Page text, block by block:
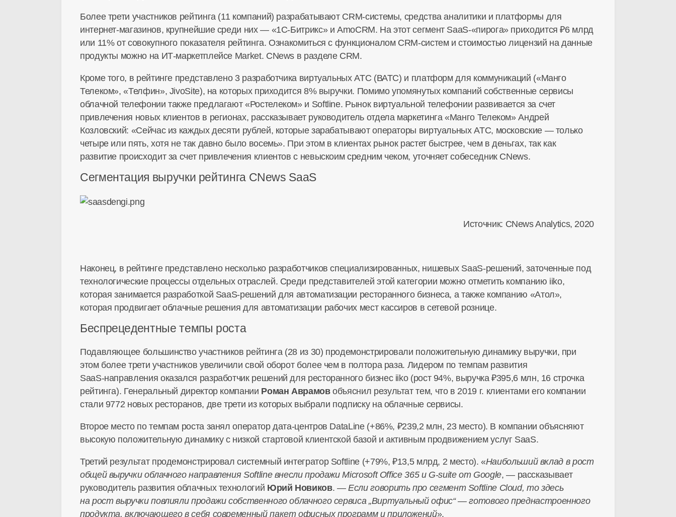
Более трети участников рейтинга (11 компаний) разрабатывают CRM-системы, средства аналитики и платформы для
интернет-магазинов, крупнейшие среди них — «1С-Битрикс»и AmoCRM. На этот сегмент SaaS-«пирога» приходится ₽6 млрд
или 11% от совокупного показателя рейтинга. Ознакомиться с функционалом CRM-системи стоимостью лицензий на данные
продукты можно на ИТ-маркетплейсе Market. CNews в разделе CRM.
Кроме того, в рейтинге представлено 3 разработчика виртуальных АТС (ВАТС) и платформ для коммуникаций («Манго
Телеком», «Телфин», JivoSite), на которых приходится 8% выручки. Помимо упомянутых компаний собственные сервисы
облачной телефонии также предлагают «Ростелеком» и Softline. Рынок виртуальной телефонии развивается за счет
привлечения новых клиентов в регионах, рассказывает руководитель отдела маркетинга «Манго Телеком» Андрей
Козловский: «Сейчас из каждых десяти рублей, которые зарабатывают операторы виртуальных АТС, московские — только
четыре или пять, хотя не так давно было восемь». При этом в клиентах рынок растет быстрее, чем в деньгах, так как
развитие происходит за счет привлечения клиентов с невыскоим средним чеком, уточняет собеседник CNews.
Сегментация выручки рейтинга CNews SaaS
Источник: CNews Analytics, 2020
Наконец, в рейтинге представлено несколько разработчиков специализированных, нишевых SaaS-решений, заточенные под
технологические процессы отдельных отраслей. Среди представителей этой категории можно отметить компанию iiko,
которая занимается разработкой SaaS-решений для автоматизации ресторанного бизнеса, а также компанию «Атол»,
которая продвигает облачные решения для автоматизации рабочих мест кассиров в сетевой рознице.
Беспрецедентные темпы роста
Подавляющее большинство участников рейтинга (28 из 30) продемонстрировали положительную динамику выручки, при
этом более трети участников увеличили свой оборот более чем в полтора раза. Лидером по темпам развития
SaaS-направления оказался разработчик решений для ресторанного бизнес iiko (рост 94%, выручка ₽395,6 млн, 16 строчка
рейтинга). Генеральный директор компании Роман Аврамовобъяснил результат тем, что в 2019 г. клиентами его компании
стали 9772 новых ресторанов, две трети из которых выбрали подписку на облачные сервисы.
Второе место по темпам роста занял оператордата-центров DataLine (+86%, ₽239,2 млн, 23 место). В компании объясняют
высокую положительную динамику с низкой стартовой клиентской базой и активным продвижением услуг SaaS.
Третий результат продемонстрировал системный интегратор Softline (+79%, ₽13,5 млрд, 2 место). «Наибольший вклад в рост
общей выручки облачного направления Softline внесли продажи Microsoft Office 365 и G-suiteот Google, — рассказывает
руководитель развития облачных технологий Юрий Новиков. —Если говорить про сегмент Softline Cloud, то здесь
на рост выручки повлияли продажи собственного облачного сервиса „Виртуальный офис“ — готового преднастроенного
продукта, включающего в себя современный пакет офисных программ и приложений».